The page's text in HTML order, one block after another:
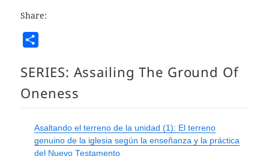
Share:
a
e
SERIES: Assailing The Ground Of
Oneness
Asaltando el terreno de la unidad (1): El terreno
genuino de la iglesia según la enseñanza y la práctica
del Nuevo Testamento